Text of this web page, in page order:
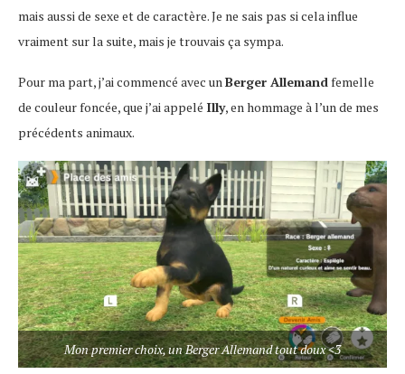
mais aussi de sexe et de caractère. Je ne sais pas si cela influe
vraiment sur la suite, mais je trouvais ça sympa.
Pour ma part, j’ai commencé avec un Berger Allemand femelle
de couleur foncée, que j’ai appelé Illy, en hommage à l’un de mes
précédents animaux.
Mon premier choix, un Berger Allemand tout doux <3